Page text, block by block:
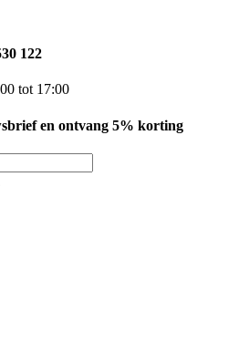
122
tot 17:00
en ontvang 5% korting